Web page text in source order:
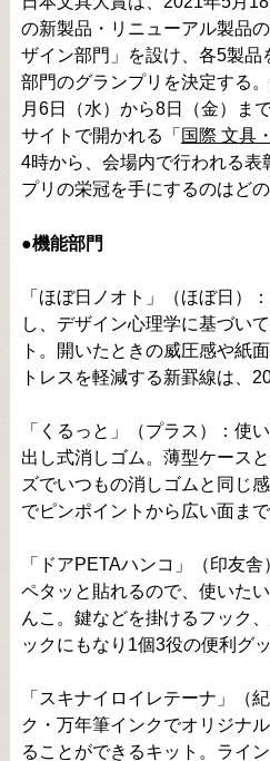
の新製品・リニューアル製品
ザイン部門」を設け、各5製品
部門のグランプリを決定する
月6日（水）から8日（金）ま
サイトで開かれる「 国際 文具
4時から、会場内で行われる表
プリの栄冠を手にするのはど
●機能部門
「ほぼ日ノオト」（ほぼ日）
し、デザイン心理学に基づい
ト。開いたときの威圧感や紙
トレスを軽減する新罫線は、
「くるっと」（プラス）：使
出し式消しゴム。薄型ケース
ズでいつもの消しゴムと同じ
でピンポイントから広い面まで
「ドアPETAハンコ」（印友
ペタッと貼れるので、使いた
んこ。鍵などを掛けるフック
ックにもなり1個3役の便利グッ
「スキナイロイレテーナ」（
ク・万年筆インクでオリジナ
ることができるキット。ライ